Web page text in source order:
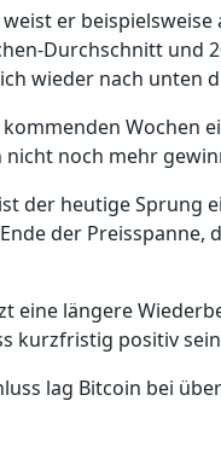
er
Durchschnitt und
wieder nach unten
kommenden Wochen
noch mehr
der heutige Sprung
der Preisspanne,
eine längere
kurzfristig positiv
lag Bitcoin bei